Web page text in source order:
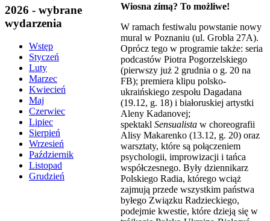
2026 - wybrane
wydarzenia
Wstęp
Styczeń
Luty
Marzec
Kwiecień
Maj
Czerwiec
Lipiec
Sierpień
Wrzesień
Październik
Listopad
Grudzień
Wiosna zimą? To możliwe!
W ramach festiwalu powstanie nowy
mural w Poznaniu (ul. Grobla 27A).
Oprócz tego w programie także: seria
podcastów Piotra Pogorzelskiego
(pierwszy już 2 grudnia o g. 20 na
FB); premiera klipu polsko-
ukraińskiego zespołu Dagadana
(19.12, g. 18) i białoruskiej artystki
Aleny Kadanovej;
spektakl Sensualista w choreografii
Alisy Makarenko (13.12, g. 20) oraz
warsztaty, które są połączeniem
psychologii, improwizacji i tańca
współczesnego. Były dziennikarz
Polskiego Radia, którego wciąż
zajmują przede wszystkim państwa
byłego Związku Radzieckiego,
podejmie kwestie, które dzieją się w